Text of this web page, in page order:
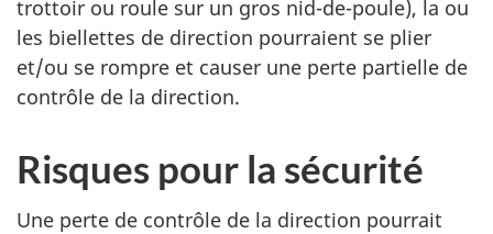
trottoir ou roule sur un gros nid-de-poule), la ou
les biellettes de direction pourraient se plier
et/ou se rompre et causer une perte partielle de
contrôle de la direction.
Risques pour la sécurité
Une perte de contrôle de la direction pourrait